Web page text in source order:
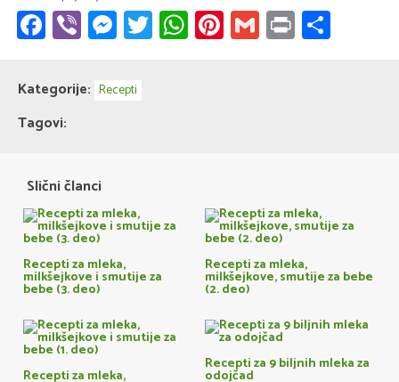
Facebook
ViberMessenger
Twitter
WhatsApp
Pinterest
Gmail
Print
Kategorije: Recepti
Tagovi:
Slični članci
Recepti za mleka,
milkšejkove i smutije za
bebe (3. deo)
Recepti za mleka,
milkšejkove, smutije za bebe
(2. deo)
Recepti za mleka,
Recepti za 9 biljnih mleka za
odojčad